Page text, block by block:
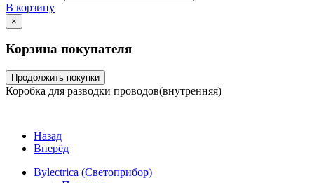
В корзину
×
Корзина покупателя
Продолжить покупки
Коробка для разводки проводов(внутренняя)
Назад
Вперёд
Bylectrica (Светоприбор)